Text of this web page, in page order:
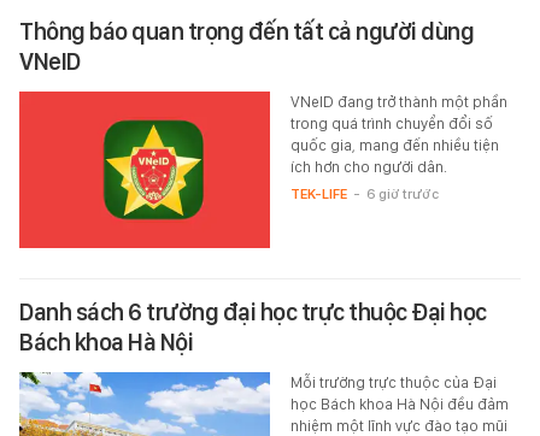
Thông báo quan trọng đến tất cả người dùng
VNeID
VNeID đang trở thành một phần
trong quá trình chuyển đổi số
quốc gia, mang đến nhiều tiện
ích hơn cho người dân.
TEK-LIFE - 6 giờ trước
Danh sách 6 trường đại học trực thuộc Đại học
Bách khoa Hà Nội
Mỗi trường trực thuộc của Đại
học Bách khoa Hà Nội đều đảm
nhiệm một lĩnh vực đào tạo mũi